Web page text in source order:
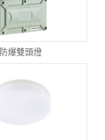
防爆雙頭燈